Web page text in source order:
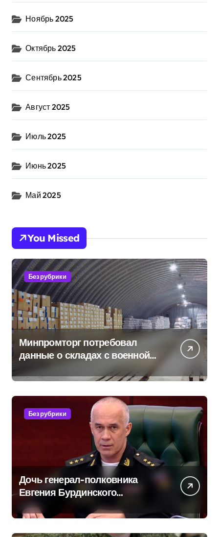
Ноябрь 2025
Октябрь 2025
Сентябрь 2025
Август 2025
Июль 2025
Июнь 2025
Май 2025
You Missed
Без рубрики
Минпромторг потребовал
данные о складах с военной
продукцией: предприятия
обратились в СК
Без рубрики
Дочь генерал-полковника
Евгения Бурдинского
оказывает платные услуги по
вопросам военной службы и
бронирования